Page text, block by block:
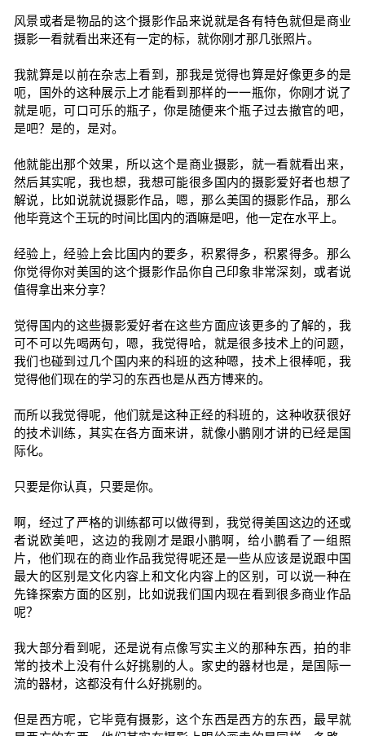
风景或者是物品的这个摄影作品来说就是各有特色就但是商业
摄影一看就看出来还有一定的标，就你刚才那几张照片。
我就算是以前在杂志上看到，那我是觉得也算是好像更多的是
呃，国外的这种展示上才能看到那样的一一瓶你，你刚才说了
就是呃，可口可乐的瓶子，你是随便来个瓶子过去撤官的吧，
是吧？是的，是对。
他就能出那个效果，所以这个是商业摄影，就一看就看出来，
然后其实呢，我也想，我想可能很多国内的摄影爱好者也想了
解说，比如说就说摄影作品，嗯，那么美国的摄影作品，那么
他毕竟这个王玩的时间比国内的酒嘛是吧，他一定在水平上。
经验上，经验上会比国内的要多，积累得多，积累得多。那么
你觉得你对美国的这个摄影作品你自己印象非常深刻，或者说
值得拿出来分享？
觉得国内的这些摄影爱好者在这些方面应该更多的了解的，我
可不可以先喝两句，嗯，我觉得哈，就是很多技术上的问题，
我们也碰到过几个国内来的科班的这种嗯，技术上很棒呃，我
觉得他们现在的学习的东西也是从西方博来的。
而所以我觉得呢，他们就是这种正经的科班的，这种收获很好
的技术训练，其实在各方面来讲，就像小鹏刚才讲的已经是国
际化。
只要是你认真，只要是你。
啊，经过了严格的训练都可以做得到，我觉得美国这边的还或
者说欧美吧，这边的我刚才是跟小鹏啊，给小鹏看了一组照
片，他们现在的商业作品我觉得呢还是一些从应该是说跟中国
最大的区别是文化内容上和文化内容上的区别，可以说一种在
先锋探索方面的区别，比如说我们国内现在看到很多商业作品
呢？
我大部分看到呢，还是说有点像写实主义的那种东西，拍的非
常的技术上没有什么好挑剔的人。家史的器材也是，是国际一
流的器材，这都没有什么好挑剔的。
但是西方呢，它毕竟有摄影，这个东西是西方的东西，最早就